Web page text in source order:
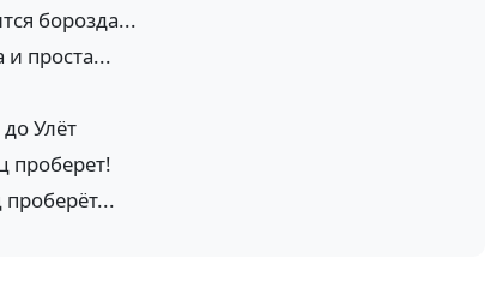
борозда...
и проста...
Улёт
проберет!